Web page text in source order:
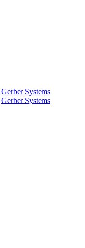
Gerber Systems
Gerber Systems